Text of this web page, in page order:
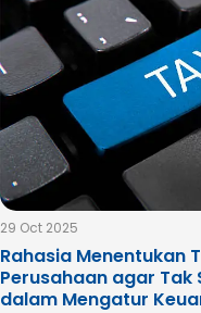
29 Oct 2025
Rahasia Menentukan
Perusahaan agar Tak
dalam Mengatur